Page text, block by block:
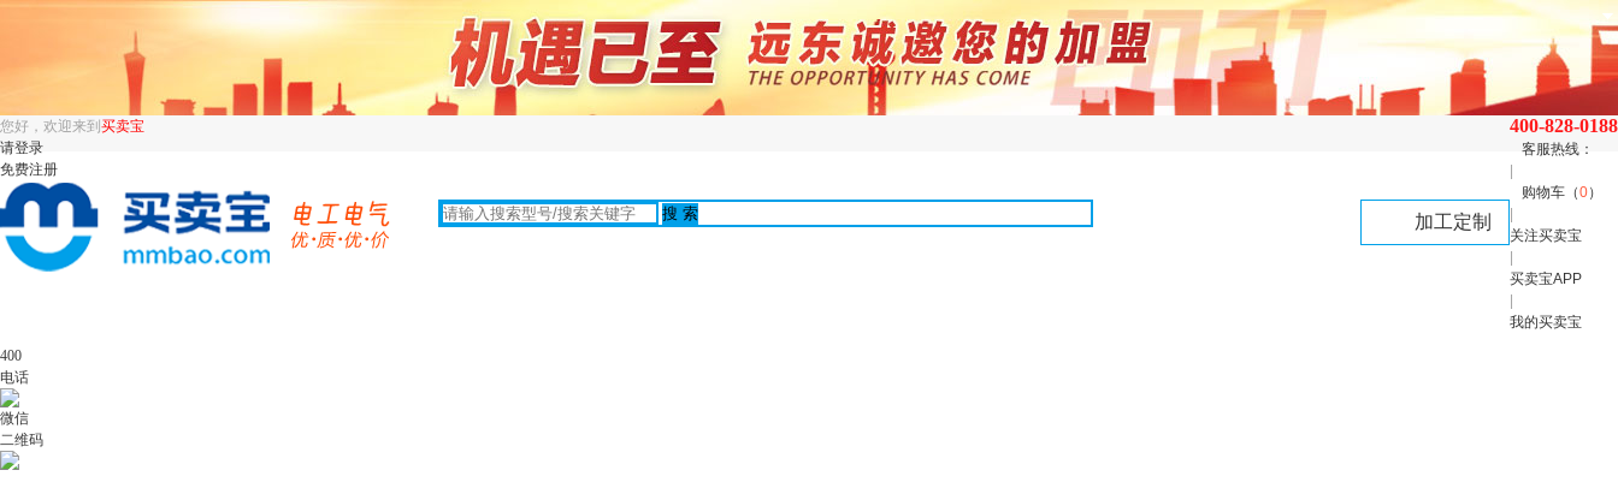
400-828-0188
客服热线：
购物车（0）
关注买卖宝
买卖宝APP
我的买卖宝
您好，欢迎来到 买卖宝
请登录
免费注册
加工定制
400
电话
微信
二维码